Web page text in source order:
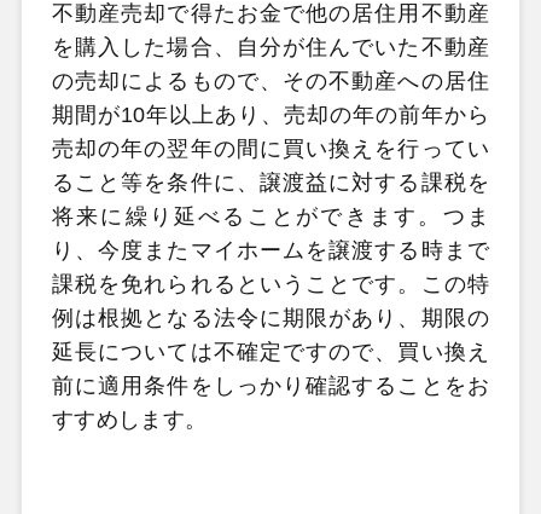
不動産売却で得たお金で他の居住用不動産
を購入した場合、自分が住んでいた不動産
の売却によるもので、その不動産への居住
期間が10年以上あり、売却の年の前年から
売却の年の翌年の間に買い換えを行ってい
ること等を条件に、譲渡益に対する課税を
将来に繰り延べることができます。つま
り、今度またマイホームを譲渡する時まで
課税を免れられるということです。この特
例は根拠となる法令に期限があり、期限の
延長については不確定ですので、買い換え
前に適用条件をしっかり確認することをお
すすめします。